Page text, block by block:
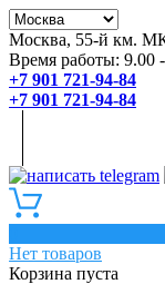
Москва, 55-й км.
Время работы: 9.00
+7 901 721-94-84
+7 901 721-94-84
Нет товаров
Корзина пуста